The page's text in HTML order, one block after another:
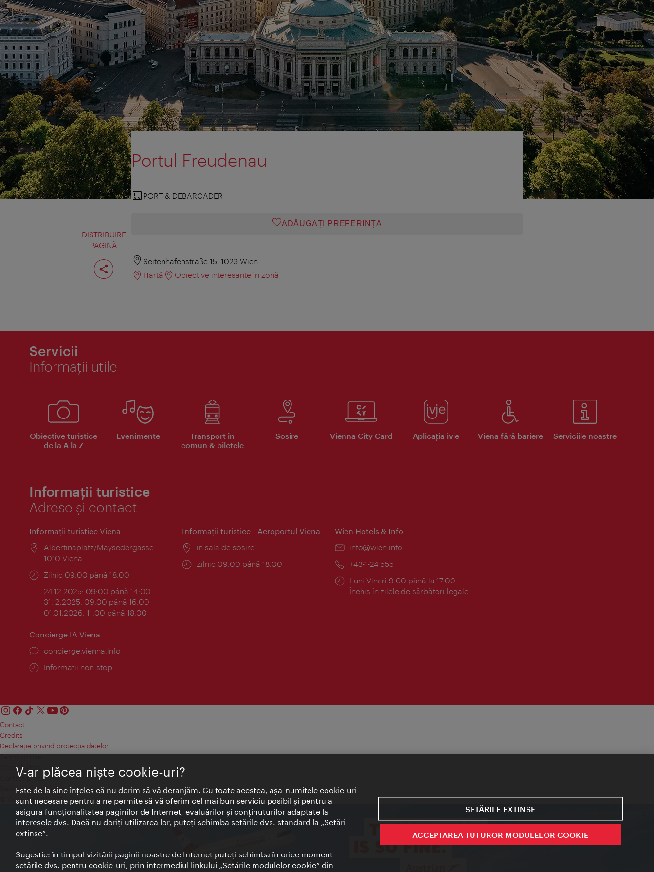
DISTRIBUIRE
PAGINĂ
Distribuiţi
pagina
Portul Freudenau
PORT & DEBARCADER
ADĂUGAȚI PREFERINŢA
Seitenhafenstraße 15, 1023 Wien
Hartă
Obiective interesante în zonă
Servicii
Informaţii utile
Obiective turistice
de la A la Z
Evenimente
Transport în
comun & biletele
Sosire Vienna City Card Aplicaţia ivie Viena fără bariere Serviciile noastre
Informații turistice
Adrese și contact
Informaţii turistice Viena
Locul:
Albertinaplatz/Maysedergasse
1010 Viena
Program:
Zilnic 09:00 până 18:00
24.12.2025: 09:00 până 14:00
31.12.2025: 09:00 până 16:00
01.01.2026: 11:00 până 18:00
Informaţii turistice - Aeroportul Viena
Locul:
în sala de sosire
Program:
Zilnic 09:00 până 18:00
Wien Hotels & Info
E-
info@wien.info
Telefon:
+43-1-24 555
Program:
Luni-Vineri 9:00 până la 17:00
Închis în zilele de sărbători legale
Concierge IA Viena
concierge.vienna.info
Informații non-stop
Contact
Credits
Declaraţie privind protecţia datelor
Terms of Use
Accesibilitate
Contact presa
Setări module cookie
© Copyright Wien Tourismus
V-ar plăcea nişte cookie-uri?
Este de la sine înţeles că nu dorim să vă deranjăm. Cu toate acestea, aşa-numitele cookie-uri
sunt necesare pentru a ne permite să vă oferim cel mai bun serviciu posibil şi pentru a
asigura funcţionalitatea paginilor de Internet, evaluărilor şi conţinuturilor adaptate la
interesele dvs. Dacă nu doriţi utilizarea lor, puteţi schimba setările dvs. standard la „Setări
extinse“.
Sugestie: în timpul vizitării paginii noastre de Internet puteţi schimba în orice moment
setările dvs. pentru cookie-uri, prin intermediul linkului „Setările modulelor cookie“ din
SETĂRILE EXTINSE
ACCEPTAREA TUTUROR MODULELOR COOKIE